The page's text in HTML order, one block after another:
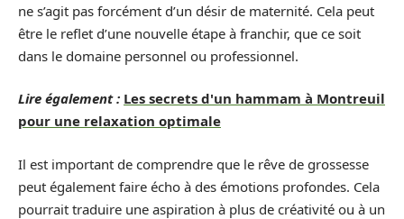
ne s’agit pas forcément d’un désir de maternité. Cela peut
être le reflet d’une nouvelle étape à franchir, que ce soit
dans le domaine personnel ou professionnel.
Lire également : Les secrets d'un hammam à Montreuil
pour une relaxation optimale
Il est important de comprendre que le rêve de grossesse
peut également faire écho à des émotions profondes. Cela
pourrait traduire une aspiration à plus de créativité ou à un